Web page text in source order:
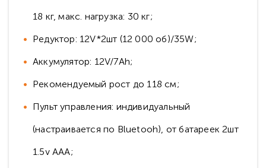
18 кг, макс. нагрузка: 30 кг;
Редуктор: 12V*2шт (12 000 об)/35W;
Аккумулятор: 12V/7Аh;
Рекомендуемый рост до 118 см;
Пульт управления: индивидуальный
(настраивается по Bluetooh), от батареек 2шт
1.5v AAA;